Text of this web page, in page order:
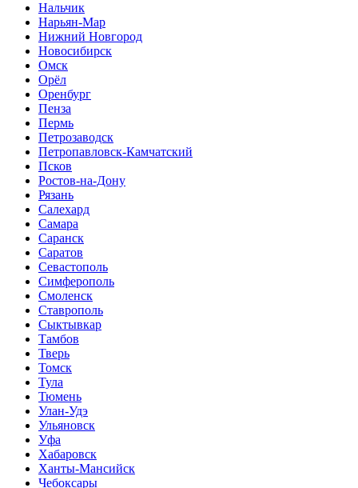
Нальчик
Нарьян-Мар
Нижний Новгород
Новосибирск
Омск
Орёл
Оренбург
Пенза
Пермь
Петрозаводск
Петропавловск-Камчатский
Псков
Ростов-на-Дону
Рязань
Салехард
Самара
Саранск
Саратов
Севастополь
Симферополь
Смоленск
Ставрополь
Сыктывкар
Тамбов
Тверь
Томск
Тула
Тюмень
Улан-Удэ
Ульяновск
Уфа
Хабаровск
Ханты-Мансийск
Чебоксары